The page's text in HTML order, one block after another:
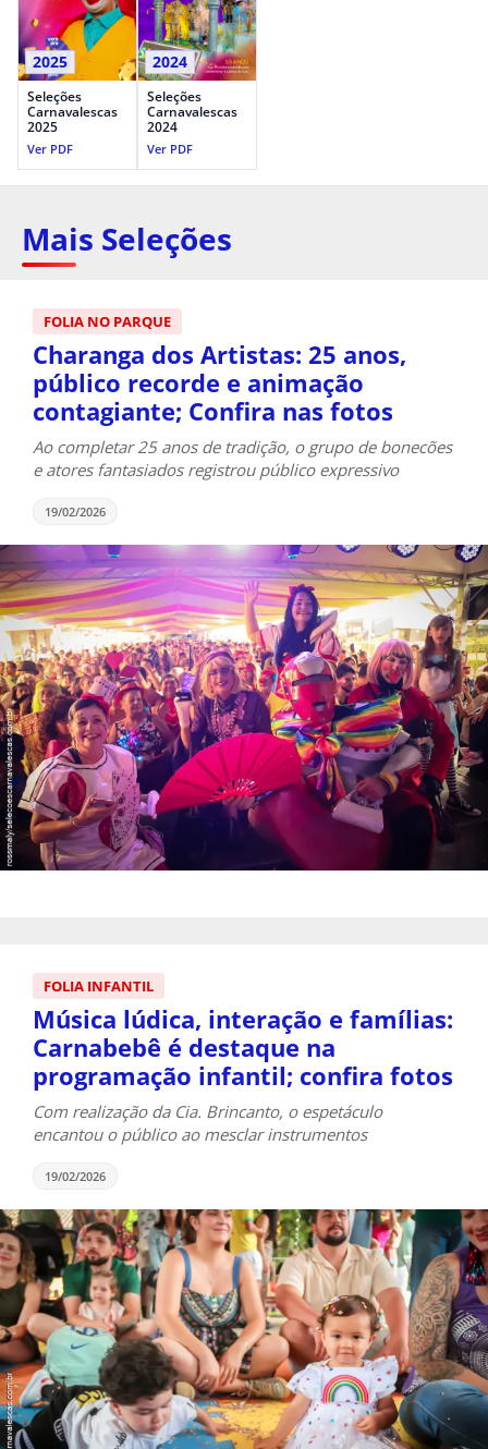
2025
Seleções
Carnavalescas
2025
Ver PDF
2024
Seleções
Carnavalescas
2024
Ver PDF
Mais Seleções
FOLIA NO PARQUE
Charanga dos Artistas: 25 anos,
público recorde e animação
contagiante; Confira nas fotos
Ao completar 25 anos de tradição, o grupo de bonecões
e atores fantasiados registrou público expressivo
19/02/2026
FOLIA INFANTIL
Música lúdica, interação e famílias:
Carnabebê é destaque na
programação infantil; confira fotos
Com realização da Cia. Brincanto, o espetáculo
encantou o público ao mesclar instrumentos
19/02/2026